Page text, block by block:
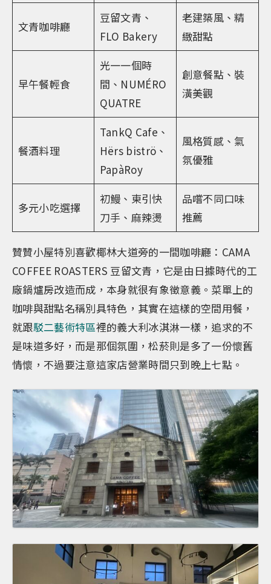
文青咖啡廳
豆留文青、
FLO Bakery
老建築風、精
緻甜點
早午餐輕食
光一一個時
間、NUMÉRO
QUATRE
創意餐點、裝
潢美觀
餐酒料理
TankQ Cafe、
Hërs biströ、
PapàRoy
風格質感、氣
氛優雅
多元小吃選擇
初鰻、東引快
刀手、麻辣燙
品嚐不同口味
推薦
贊贊小屋特別喜歡椰林大道旁的一間咖啡廳：CAMA
COFFEE ROASTERS 豆留文青，它是由日據時代的工
廠鍋爐房改造而成，本身就很有象徵意義。菜單上的
咖啡與甜點名稱別具特色，其實在這樣的空間用餐，
就跟駁二藝術特區裡的義大利冰淇淋一樣，追求的不
是味道多好，而是那個氛圍，松菸則是多了一份懷舊
情懷，不過要注意這家店營業時間只到晚上七點。